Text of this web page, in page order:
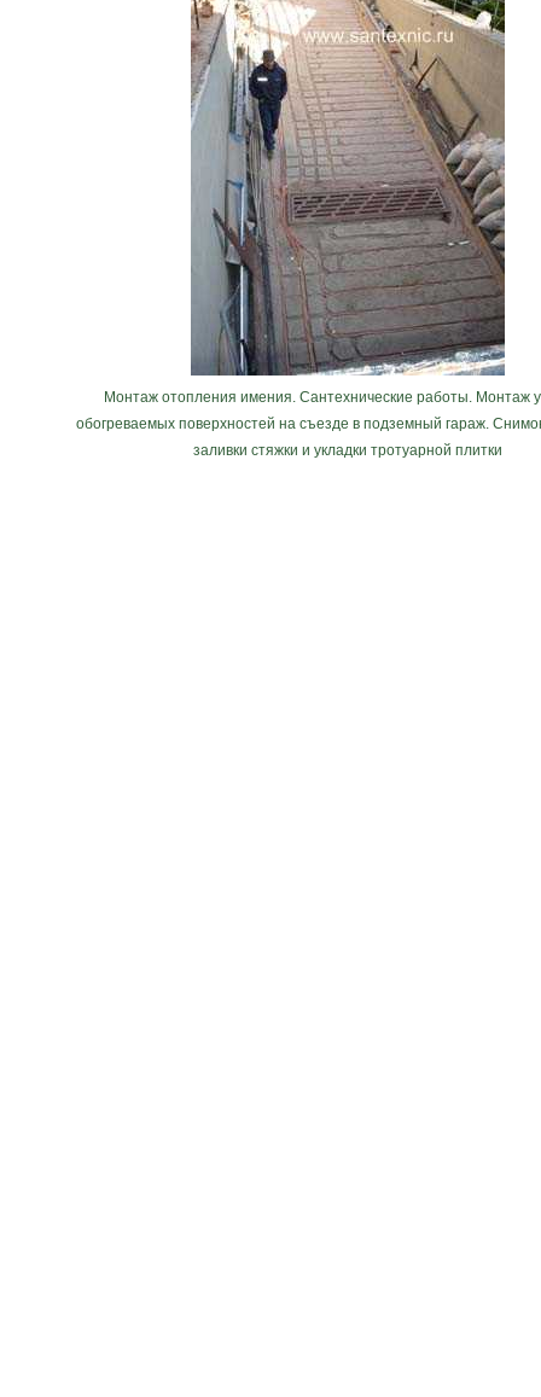
Монтаж отопления имения. Сантехнические работы. Монтаж
обогреваемых поверхностей на съезде в подземный гараж.
заливки стяжки и укладки тротуарной плитки